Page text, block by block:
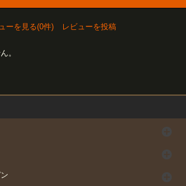
ーを見る(0件) レビューを投稿
。